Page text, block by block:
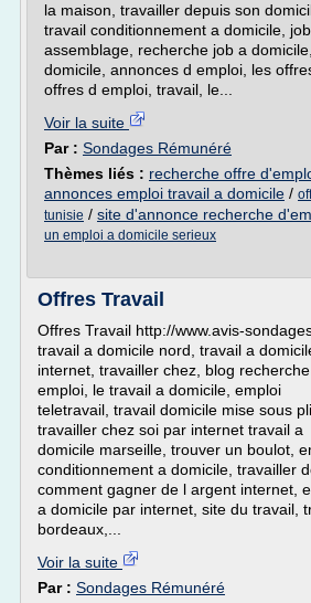
la maison, travailler depuis son
travail conditionnement a domicile,
assemblage, recherche job a
domicile, annonces d emploi, les
offres d emploi, travail, le...
Voir la suite
Par : Sondages Rémunéré
Thèmes liés : recherche offre
annonces emploi travail a domicile /
tunisie / site d'annonce recherche
un emploi a domicile serieux
Offres Travail
Offres Travail http://www.avis-
travail a domicile nord, travail a
internet, travailler chez, blog
emploi, le travail a domicile, emploi
teletravail, travail domicile mise sous pli,
travailler chez soi par internet travail a
domicile marseille, trouver un boulot,
conditionnement a domicile, travailler
comment gagner de l argent internet,
a domicile par internet, site du travail,
bordeaux,...
Voir la suite
Par : Sondages Rémunéré